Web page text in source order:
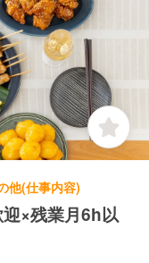
他(仕事内容)
迎×残業月6h以